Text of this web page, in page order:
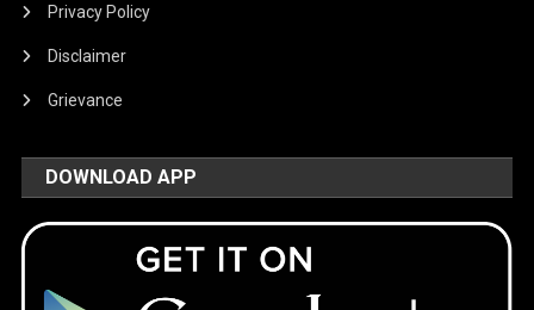
Privacy Policy
Disclaimer
Grievance
DOWNLOAD APP